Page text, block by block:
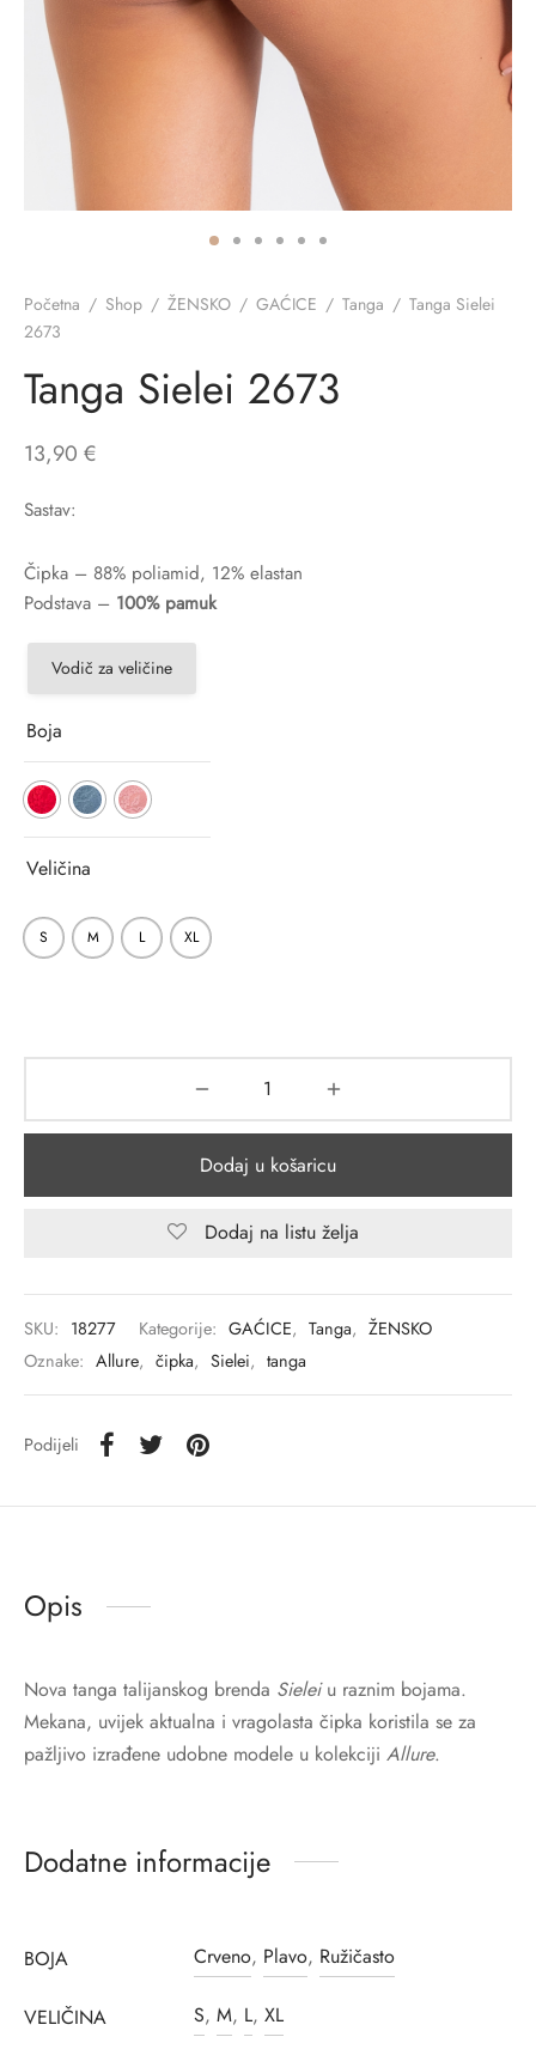
Početna / Shop / ŽENSKO / GAĆICE / Tanga / Tanga Sielei
2673
Tanga Sielei 2673
13,90 €
Sastav:
Čipka – 88% poliamid, 12% elastan
Podstava – 100% pamuk
Vodič za veličine
Boja
Veličina
S M L XL
Dodaj u košaricu
Dodaj na listu želja
SKU: 18277 Kategorije: GAĆICE, Tanga, ŽENSKO
Oznake: Allure, čipka, Sielei, tanga
Podijeli
Opis
Nova tanga talijanskog brenda Sieleiu raznim bojama.
Mekana, uvijek aktualna i vragolasta čipka koristila se za
pažljivo izrađene udobne modele u kolekciji Allure.
Dodatne informacije
BOJA Crveno, Plavo, Ružičasto
VELIČINA S, M, L, XL
KOSTIMI
košaricama
o privatnosti